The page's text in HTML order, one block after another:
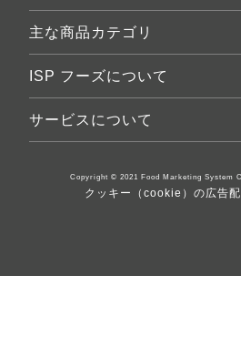
主な商品カテゴリ
ISP フーズについて
サービスについて
Copyright © 2021 Food Marketing System
クッキー（cookie）の広告